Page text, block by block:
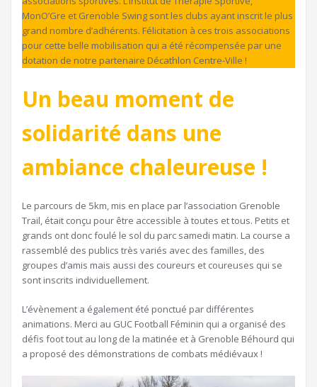
MonO’Gre et Grenoble Swing sont les clubs ayant inscrit le plus
grand nombre d’adhérents. Félicitation à ces trois associations
pour cette belle mobilisation qui a été récompensée par une
dotation de notre partenaire Décathlon Centre-Ville !
Un beau moment de
solidarité dans une
ambiance chaleureuse !
Le parcours de 5km, mis en place par l’association Grenoble
Trail, était conçu pour être accessible à toutes et tous. Petits et
grands ont donc foulé le sol du parc samedi matin. La course a
rassemblé des publics très variés avec des familles, des
groupes d’amis mais aussi des coureurs et coureuses qui se
sont inscrits individuellement.
L’évènement a également été ponctué par différentes
animations. Merci au GUC Football Féminin qui a organisé des
défis foot tout au long de la matinée et à Grenoble Béhourd qui
a proposé des démonstrations de combats médiévaux !